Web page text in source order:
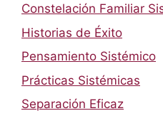
Constelación Familiar
Historias de Éxito
Pensamiento Sistémico
Prácticas Sistémicas
Separación Eficaz